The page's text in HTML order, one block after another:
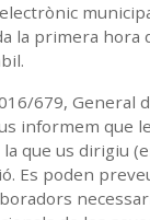
la primera
679, General
informem que
que us dirigiu
Es poden